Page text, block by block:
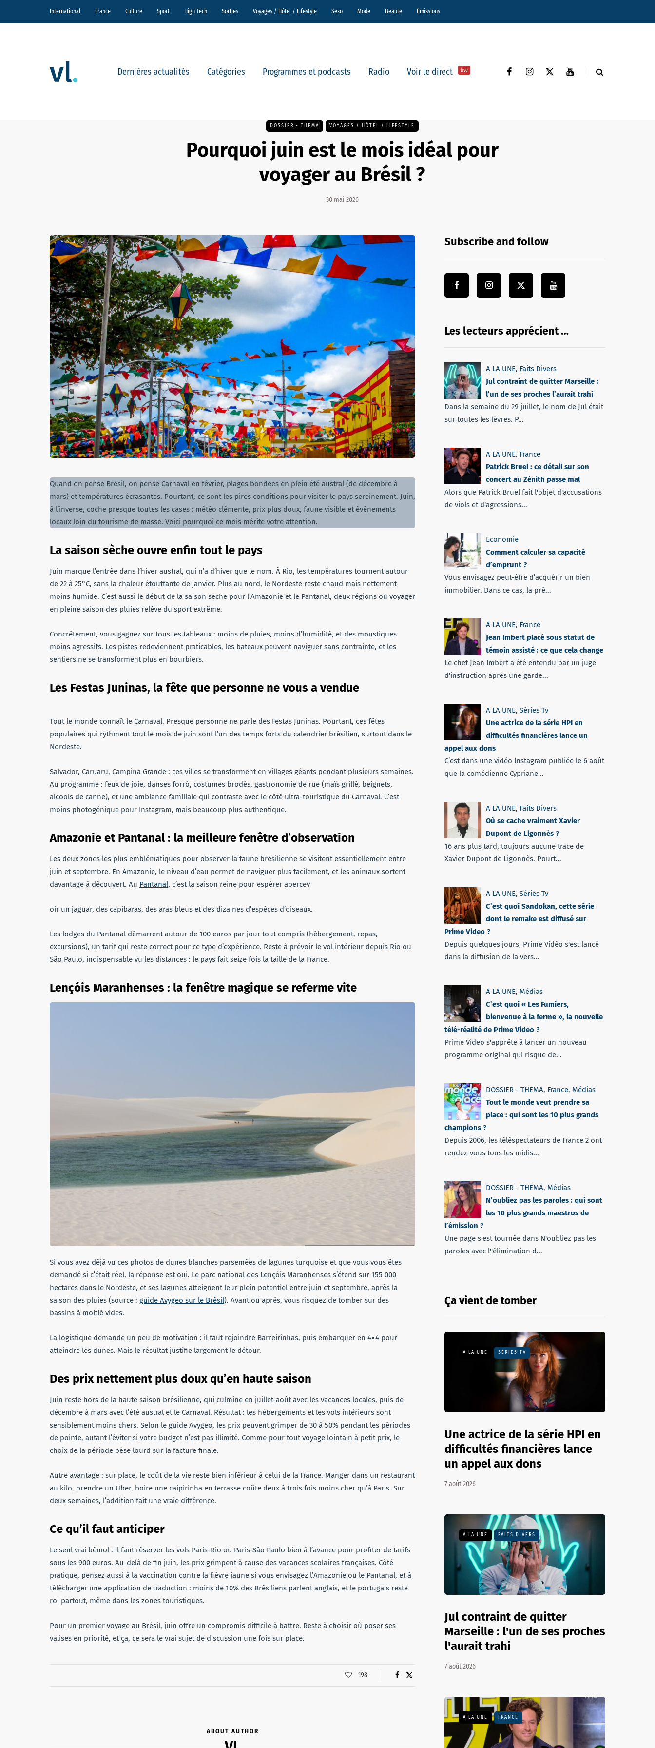
International France Culture Sport High Tech Sorties Voyages / Hôtel / Lifestyle Sexo Mode Beauté Émissions
Dernières actualités Catégories Programmes et podcasts Radio Voir le direct live
DOSSIER - THEMA VOYAGES / HÔTEL / LIFESTYLE
Pourquoi juin est le mois idéal pour
voyager au Brésil ?
30 mai 2026
Quand on pense Brésil, on pense Carnaval en février, plages bondées en plein été austral (de décembre à
mars) et températures écrasantes. Pourtant, ce sont les pires conditions pour visiter le pays sereinement. Juin,
à l’inverse, coche presque toutes les cases : météo clémente, prix plus doux, faune visible et événements
locaux loin du tourisme de masse. Voici pourquoi ce mois mérite votre attention.
La saison sèche ouvre enfin tout le pays
Juin marque l’entrée dans l’hiver austral, qui n’a d’hiver que le nom. À Rio, les températures tournent autour
de 22 à 25°C, sans la chaleur étouffante de janvier. Plus au nord, le Nordeste reste chaud mais nettement
moins humide. C’est aussi le début de la saison sèche pour l’Amazonie et le Pantanal, deux régions où voyager
en pleine saison des pluies relève du sport extrême.
Concrètement, vous gagnez sur tous les tableaux : moins de pluies, moins d’humidité, et des moustiques
moins agressifs. Les pistes redeviennent praticables, les bateaux peuvent naviguer sans contrainte, et les
sentiers ne se transforment plus en bourbiers.
Les Festas Juninas, la fête que personne ne vous a vendue
Tout le monde connaît le Carnaval. Presque personne ne parle des Festas Juninas. Pourtant, ces fêtes
populaires qui rythment tout le mois de juin sont l’un des temps forts du calendrier brésilien, surtout dans le
Nordeste.
Salvador, Caruaru, Campina Grande : ces villes se transforment en villages géants pendant plusieurs semaines.
Au programme : feux de joie, danses forró, costumes brodés, gastronomie de rue (maïs grillé, beignets,
alcools de canne), et une ambiance familiale qui contraste avec le côté ultra-touristique du Carnaval. C’est
moins photogénique pour Instagram, mais beaucoup plus authentique.
Amazonie et Pantanal : la meilleure fenêtre d’observation
Les deux zones les plus emblématiques pour observer la faune brésilienne se visitent essentiellement entre
juin et septembre. En Amazonie, le niveau d’eau permet de naviguer plus facilement, et les animaux sortent
davantage à découvert. Au Pantanal, c’est la saison reine pour espérer apercev
oir un jaguar, des capibaras, des aras bleus et des dizaines d’espèces d’oiseaux.
Les lodges du Pantanal démarrent autour de 100 euros par jour tout compris (hébergement, repas,
excursions), un tarif qui reste correct pour ce type d’expérience. Reste à prévoir le vol intérieur depuis Rio ou
São Paulo, indispensable vu les distances : le pays fait seize fois la taille de la France.
Lençóis Maranhenses : la fenêtre magique se referme vite
Si vous avez déjà vu ces photos de dunes blanches parsemées de lagunes turquoise et que vous vous êtes
demandé si c’était réel, la réponse est oui. Le parc national des Lençóis Maranhenses s’étend sur 155 000
hectares dans le Nordeste, et ses lagunes atteignent leur plein potentiel entre juin et septembre, après la
saison des pluies (source : guide Avygeo sur le Brésil). Avant ou après, vous risquez de tomber sur des
bassins à moitié vides.
La logistique demande un peu de motivation : il faut rejoindre Barreirinhas, puis embarquer en 4×4 pour
atteindre les dunes. Mais le résultat justifie largement le détour.
Des prix nettement plus doux qu’en haute saison
Juin reste hors de la haute saison brésilienne, qui culmine en juillet-août avec les vacances locales, puis de
décembre à mars avec l’été austral et le Carnaval. Résultat : les hébergements et les vols intérieurs sont
sensiblement moins chers. Selon le guide Avygeo, les prix peuvent grimper de 30 à 50% pendant les périodes
de pointe, autant l’éviter si votre budget n’est pas illimité. Comme pour tout voyage lointain à petit prix, le
choix de la période pèse lourd sur la facture finale.
Autre avantage : sur place, le coût de la vie reste bien inférieur à celui de la France. Manger dans un restaurant
au kilo, prendre un Uber, boire une caipirinha en terrasse coûte deux à trois fois moins cher qu’à Paris. Sur
deux semaines, l’addition fait une vraie différence.
Ce qu’il faut anticiper
Le seul vrai bémol : il faut réserver les vols Paris-Rio ou Paris-São Paulo bien à l’avance pour profiter de tarifs
sous les 900 euros. Au-delà de fin juin, les prix grimpent à cause des vacances scolaires françaises. Côté
pratique, pensez aussi à la vaccination contre la fièvre jaune si vous envisagez l’Amazonie ou le Pantanal, et à
télécharger une application de traduction : moins de 10% des Brésiliens parlent anglais, et le portugais reste
roi partout, même dans les zones touristiques.
Pour un premier voyage au Brésil, juin offre un compromis difficile à battre. Reste à choisir où poser ses
valises en priorité, et ça, ce sera le vrai sujet de discussion une fois sur place.
198
ABOUT AUTHOR
Subscribe and follow
Les lecteurs apprécient …
A LA UNE, Faits Divers
Jul contraint de quitter Marseille :
l’un de ses proches l’aurait trahi
Dans la semaine du 29 juillet, le nom de Jul était
sur toutes les lèvres. P...
A LA UNE, France
Patrick Bruel : ce détail sur son
concert au Zénith passe mal
Alors que Patrick Bruel fait l'objet d'accusations
de viols et d'agressions...
Economie
Comment calculer sa capacité
d’emprunt ?
Vous envisagez peut-être d’acquérir un bien
immobilier. Dans ce cas, la pré...
A LA UNE, France
Jean Imbert placé sous statut de
témoin assisté : ce que cela change
Le chef Jean Imbert a été entendu par un juge
d'instruction après une garde...
A LA UNE, Séries Tv
Une actrice de la série HPI en
difficultés financières lance un
appel aux dons
C’est dans une vidéo Instagram publiée le 6 août
que la comédienne Cypriane...
A LA UNE, Faits Divers
Où se cache vraiment Xavier
Dupont de Ligonnès ?
16 ans plus tard, toujours aucune trace de
Xavier Dupont de Ligonnès. Pourt...
A LA UNE, Séries Tv
C’est quoi Sandokan, cette série
dont le remake est diffusé sur
Prime Video ?
Depuis quelques jours, Prime Vidéo s'est lancé
dans la diffusion de la vers...
A LA UNE, Médias
C’est quoi « Les Fumiers,
bienvenue à la ferme », la nouvelle
télé-réalité de Prime Video ?
Prime Video s'apprête à lancer un nouveau
programme original qui risque de...
DOSSIER - THEMA, France, Médias
Tout le monde veut prendre sa
place : qui sont les 10 plus grands
champions ?
Depuis 2006, les téléspectateurs de France 2 ont
rendez-vous tous les midis...
DOSSIER - THEMA, Médias
N’oubliez pas les paroles : qui sont
les 10 plus grands maestros de
l’émission ?
Une page s'est tournée dans N'oubliez pas les
paroles avec l''élimination d...
Ça vient de tomber
A LA UNE SÉRIES TV
Une actrice de la série HPI en
difficultés financières lance
un appel aux dons
7 août 2026
A LA UNE FAITS DIVERS
Jul contraint de quitter
Marseille : l'un de ses proches
l'aurait trahi
7 août 2026
A LA UNE FRANCE